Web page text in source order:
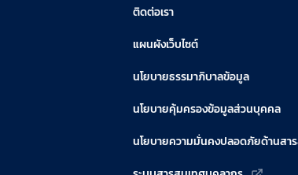
ติดต่อเรา
แผนผังเว็บไซต์
นโยบายธรรมาภิบาลข้อมูล
นโยบายคุ้มครองข้อมูลส่วนบุคคล
นโยบายความมั่นคงปลอดภัยด้านสา